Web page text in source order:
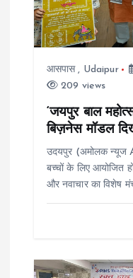
g
a
आसपास, Udaipur
209 views
‘जयपुर बाल
बिज़नेस मॉडल
उदयपुर (अमोलक न्यूज
बच्चों के लिए आयोजित
और नवाचार का विशेष